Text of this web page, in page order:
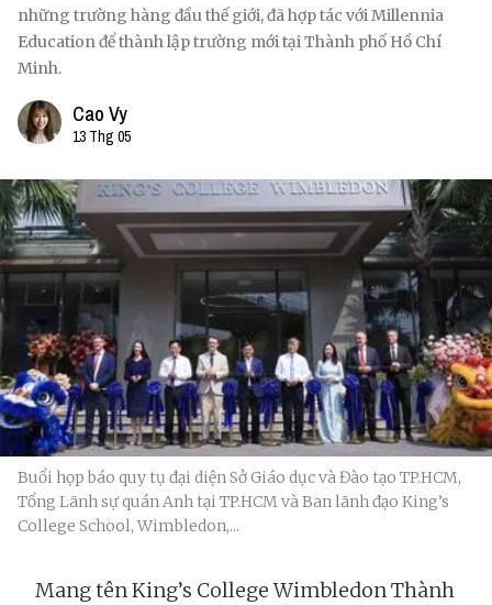
những trường hàng đầu thế giới, đã hợp tác với Millennia
Education để thành lập trường mới tại Thành phố Hồ Chí
Minh.
Cao Vy
13 Thg 05
Buổi họp báo quy tụ đại diện Sở Giáo dục và Đào tạo TP.HCM,
Tổng Lãnh sự quán Anh tại TP.HCM và Ban lãnh đạo King’s
College School, Wimbledon,...
Mang tên King’s College Wimbledon Thành